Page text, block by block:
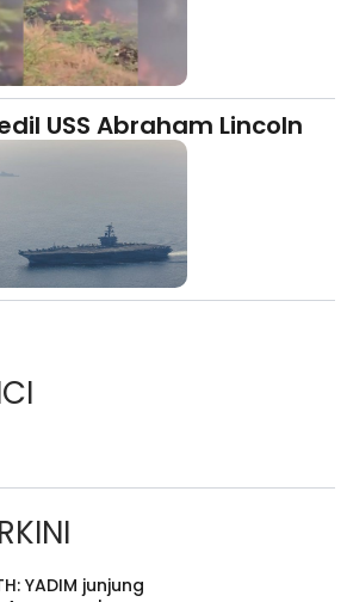
USS Abraham Lincoln
YADIM junjung